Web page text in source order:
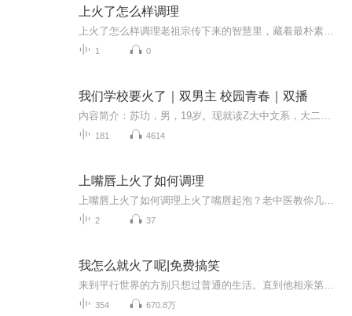
上火了怎么样调理
1 0
我们学校要火了｜双男主 校园青春｜双播
181 4614
上嘴唇上火了如何调理
2 37
我怎么就火了呢|免费搞笑
354 670.8万